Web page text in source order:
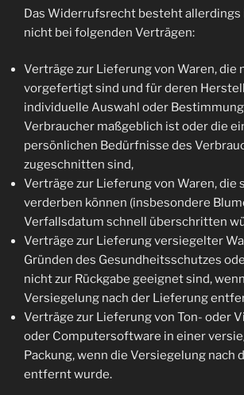
Das Widerrufsrecht besteht allerdings
nicht bei folgenden Verträgen:
Verträge zur Lieferung von Waren, die
vorgefertigt sind und für deren
individuelle Auswahl oder
Verbraucher maßgeblich ist oder die
persönlichen Bedürfnisse des
zugeschnitten sind,
Verträge zur Lieferung von Waren, die
verderben können (insbesondere
Verfallsdatum schnell überschritten
Verträge zur Lieferung versiegelter
Gründen des Gesundheitsschutzes
nicht zur Rückgabe geeignet sind,
Versiegelung nach der Lieferung
Verträge zur Lieferung von Ton- oder
oder Computersoftware in einer
Packung, wenn die Versiegelung nach
entfernt wurde.